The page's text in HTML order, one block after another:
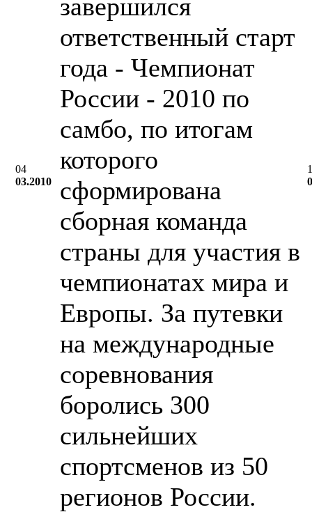
04
03.2010
завершился
ответственный старт
года - Чемпионат
России - 2010 по
самбо, по итогам
которого
сформирована
сборная команда
страны для участия в
чемпионатах мира и
Европы. За путевки
на международные
соревнования
боролись 300
сильнейших
спортсменов из 50
регионов России.